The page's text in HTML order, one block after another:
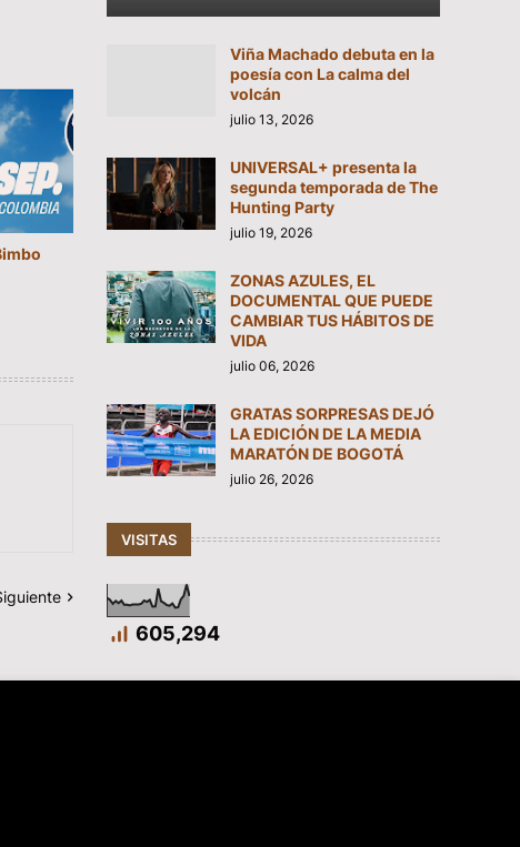
Viña Machado debuta en la
poesía con La calma del
volcán
julio 13, 2026
UNIVERSAL+ presenta la
segunda temporada de The
Hunting Party
julio 19, 2026
ZONAS AZULES, EL
DOCUMENTAL QUE PUEDE
CAMBIAR TUS HÁBITOS DE
VIDA
julio 06, 2026
GRATAS SORPRESAS DEJÓ
LA EDICIÓN DE LA MEDIA
MARATÓN DE BOGOTÁ
julio 26, 2026
VISITAS
605,294